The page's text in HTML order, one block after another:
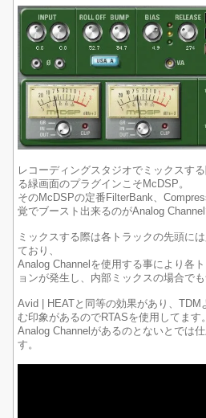
レコーディングスタジオでミックスす
る緑画面のプラグインこそMcDSP。
そのMcDSPの定番FilterBank、
覚でブースト出来るのがAnalog Channel
ミックスする際は各トラックの先頭に
ており、
Analog Channelを使用する事により各
ョンが発生し、内部ミックスの場合で
Avid | HEATと同等の効果があり、TDM
む印象があるのでRTASを使用してます。
Analog Channelがあるのとないとでは
す。